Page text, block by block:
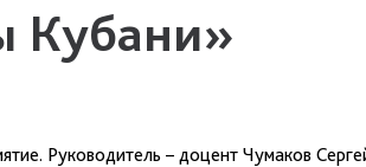
Руководитель – доцент Чумаков